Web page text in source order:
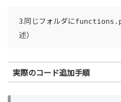
3.同じフォルダに
述）
実際のコード追加手順